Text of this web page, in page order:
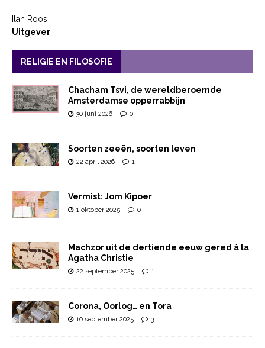
Ilan Roos
Uitgever
RELIGIE EN FILOSOFIE
Chacham Tsvi, de wereldberoemde
Amsterdamse opperrabbijn
30 juni 2026 0
Soorten zeeën, soorten leven
22 april 2026 1
Vermist: Jom Kipoer
1 oktober 2025 0
Machzor uit de dertiende eeuw gered à la
Agatha Christie
22 september 2025 1
Corona, Oorlog… en Tora
10 september 2025 3